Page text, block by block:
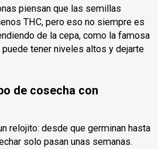
piensan que las semillas
THC, pero eso no siempre es
de la cepa, como la famosa
puede tener niveles altos y dejarte
de cosecha con
relojito: desde que germinan hasta
solo pasan unas semanas.